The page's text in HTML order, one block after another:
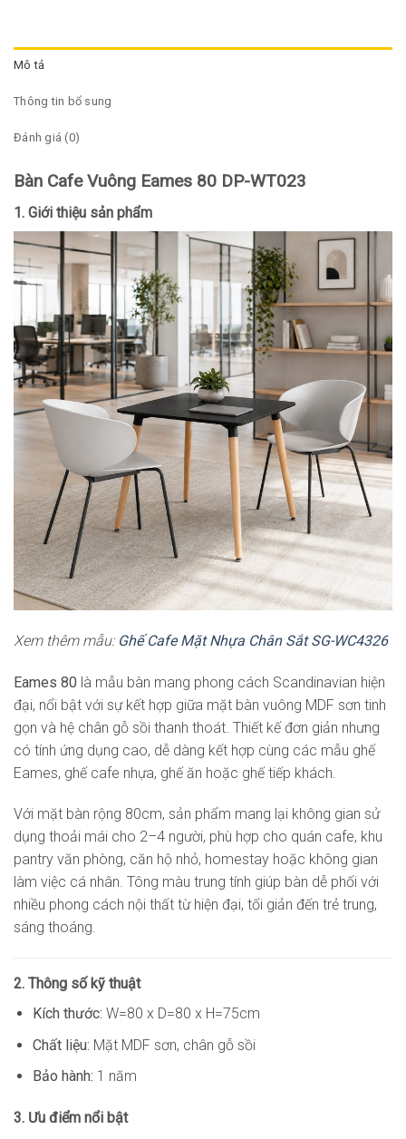
Mô tả
Thông tin bổ sung
Đánh giá (0)
Bàn Cafe Vuông Eames 80 DP-WT023
1. Giới thiệu sản phẩm
Xem thêm mẫu: Ghế Cafe Mặt Nhựa Chân Sắt SG-WC4326
Eames 80 là mẫu bàn mang phong cách Scandinavian hiện
đại, nổi bật với sự kết hợp giữa mặt bàn vuông MDF sơn tinh
gọn và hệ chân gỗ sồi thanh thoát. Thiết kế đơn giản nhưng
có tính ứng dụng cao, dễ dàng kết hợp cùng các mẫu ghế
Eames, ghế cafe nhựa, ghế ăn hoặc ghế tiếp khách.
Với mặt bàn rộng 80cm, sản phẩm mang lại không gian sử
dụng thoải mái cho 2–4 người, phù hợp cho quán cafe, khu
pantry văn phòng, căn hộ nhỏ, homestay hoặc không gian
làm việc cá nhân. Tông màu trung tính giúp bàn dễ phối với
nhiều phong cách nội thất từ hiện đại, tối giản đến trẻ trung,
sáng thoáng.
2. Thông số kỹ thuật
Kích thước: W=80 x D=80 x H=75cm
Chất liệu: Mặt MDF sơn, chân gỗ sồi
Bảo hành: 1 năm
3. Ưu điểm nổi bật